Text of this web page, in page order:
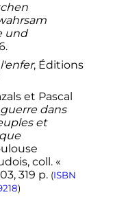
und
, Éditions
et Pascal
dans
et
coll.«
, 319 p. (ISBN
)